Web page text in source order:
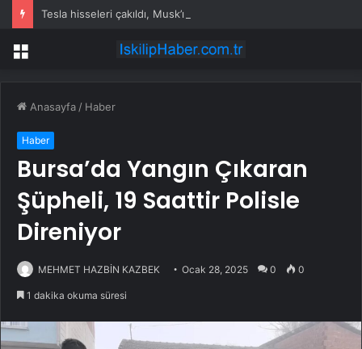
Tesla hisseleri çakıldı, Musk’ın serveti eridi
Menü
Anasayfa / Haber
Haber
Bursa’da Yangın Çıkaran
Şüpheli, 19 Saattir Polisle
Direniyor
MEHMET HAZBİN KAZBEK Ocak 28, 2025 0 0
1 dakika okuma süresi